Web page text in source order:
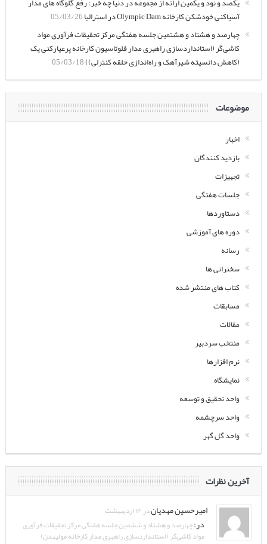
آسیاکنی خودشکن کارخانه Olympic Dam در استرالیا
05/03/26
چهارصد و هشتاد و هشتمین جلسه هفتگی مرکز تحقیقات فرآوری مواد
کاشی‌گر (استانداردسازی راهبری مدار فلوتاسیون کارخانه پرعیارکنی یک
(کاهش دانسیته شیرآهک و راه‌اندازی حلقه کنترلی))05/03/18
موضوعات
اخبار
بازدید کنندگان
تجهیزات
جلسات هفتگی
دستاوردها
دوره های آموزشی
رسانه
سخنرانی ها
کتاب های منتشر شده
مسابقات
مقالات
منتخب سردبیر
نرم افزارها
نمایشگاه
واحد تحقیق و توسعه
واحد سرچشمه
واحد گل گهر
آخرین نظرات
امیرحسین مهدیاندر ۱۴ اردیبهشت
در:چهارصد و هشتاد و ششمین جلسه هفتگی مرکز تحقیقات فرآوری
مواد کاشی‌گر (استانداردسازی راهبری مدار کارخانه مولیبدن)